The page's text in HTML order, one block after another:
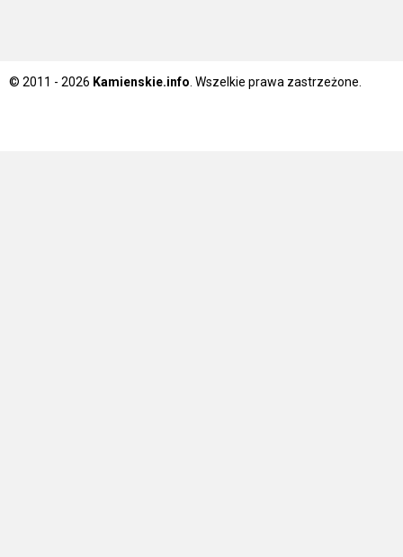
© 2011 - 2026 Kamienskie.info . Wszelkie prawa zastrzeżone.